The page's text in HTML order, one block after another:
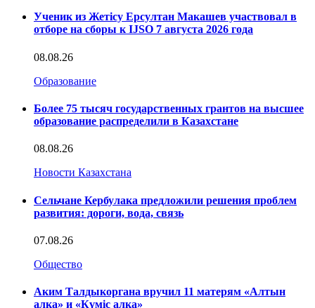
Ученик из Жетісу Ерсултан Макашев участвовал в
отборе на сборы к IJSO 7 августа 2026 года
08.08.26
Образование
Более 75 тысяч государственных грантов на высшее
образование распределили в Казахстане
08.08.26
Новости Казахстана
Сельчане Кербулака предложили решения проблем
развития: дороги, вода, связь
07.08.26
Общество
Аким Талдыкоргана вручил 11 матерям «Алтын
алқа» и «Күміс алқа»